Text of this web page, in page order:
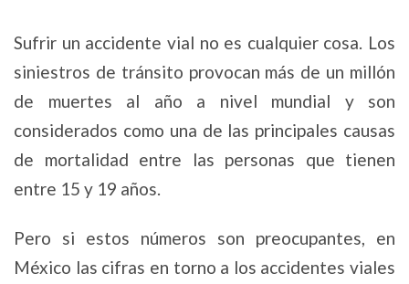
Sufrir un accidente vial no es cualquier cosa. Los
siniestros de tránsito provocan más de un millón
de muertes al año a nivel mundial y son
considerados como una de las principales causas
de mortalidad entre las personas que tienen
entre 15 y 19 años.
Pero si estos números son preocupantes, en
México las cifras en torno a los accidentes viales